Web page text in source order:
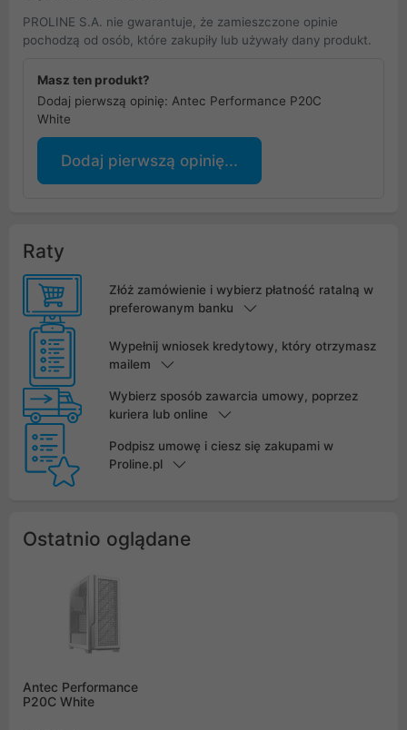
PROLINE S.A. nie gwarantuje, że zamieszczone opinie
pochodzą od osób, które zakupiły lub używały dany produkt.
Masz ten produkt?
Dodaj pierwszą opinię: Antec Performance P20C
White
Dodaj pierwszą opinię...
Raty
Złóż zamówienie i wybierz płatność ratalną w
preferowanym banku
Wypełnij wniosek kredytowy, który otrzymasz
mailem
Wybierz sposób zawarcia umowy, poprzez
kuriera lub online
Podpisz umowę i ciesz się zakupami w
Proline.pl
Ostatnio oglądane
Antec Performance
P20C White